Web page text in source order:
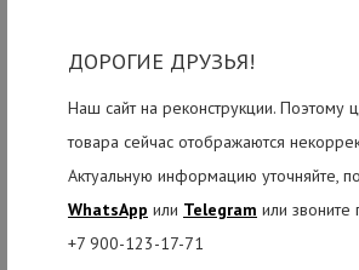
ДОРОГИЕ ДРУЗЬЯ!
Наш сайт на реконструкции. Поэтому
товара сейчас отображаются
Актуальную информацию уточняйте,
WhatsApp или Telegram или
+7 900-123-17-71